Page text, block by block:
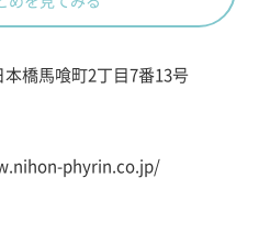
橋馬喰町2丁目7番13号
phyrin.co.jp/